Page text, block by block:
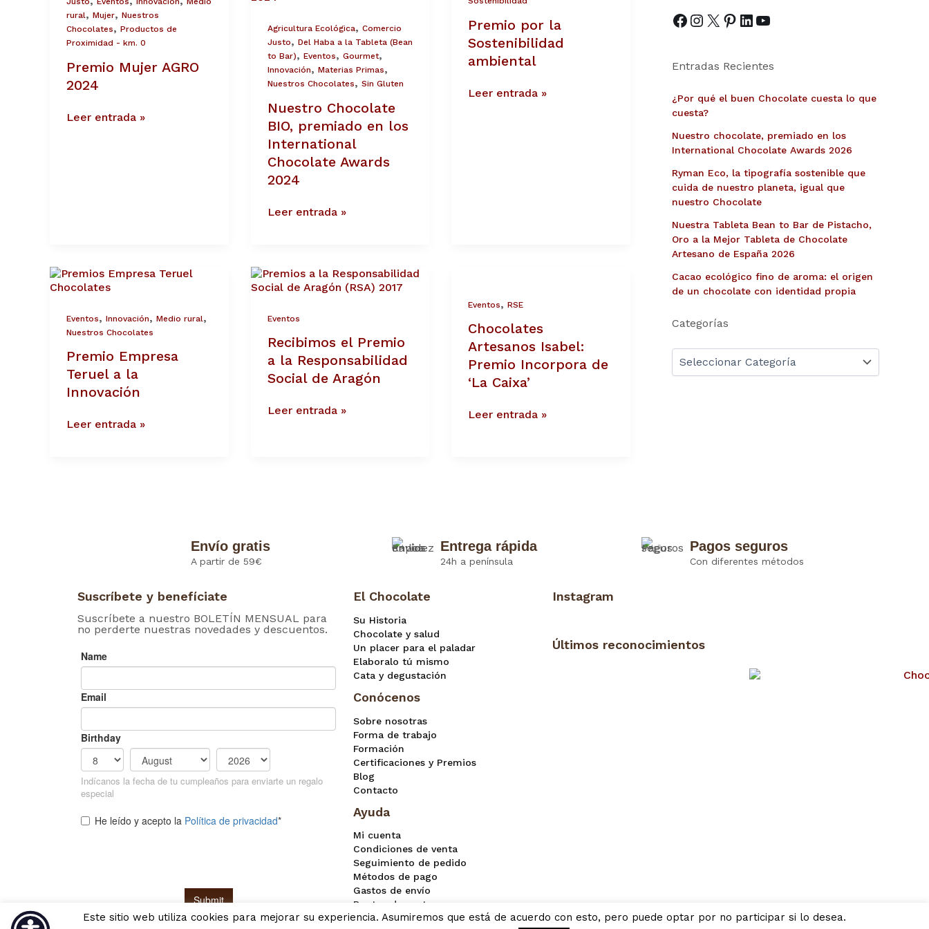
rural, Mujer, Nuestros
Chocolates, Productos de
Proximidad - km. 0
Premio Mujer AGRO
2024
Leer entrada »
Agricultura Ecológica, Comercio
Justo, Del Haba a la Tableta (Bean
to Bar), Eventos, Gourmet,
Innovación, Materias Primas,
Nuestros Chocolates, Sin Gluten
Nuestro Chocolate
BIO, premiado en los
International
Chocolate Awards
2024
International
Chocolate
Awards
2024
Leer entrada »
Premio por la
Sostenibilidad
ambiental
Leer entrada »
Eventos, Innovación, Medio rural,
Nuestros Chocolates
Premio Empresa
Teruel a la
Innovación
Premio
Empresa
a
la
Leer entrada »
Eventos
Recibimos el Premio
a la Responsabilidad
Social de Aragón
Recibimos
el
a
Responsabilidad
Social
de
Aragón
Leer entrada »
Eventos,RSE
Chocolates
Artesanos Isabel:
Premio Incorpora de
‘La Caixa’
Isabel:
Incorpora
de
‘La
Caixa’
Leer entrada »
Entradas Recientes
¿Por qué el buen Chocolate cuesta lo que
cuesta?
Nuestro chocolate, premiado en los
International Chocolate Awards 2026
Ryman Eco, la tipografía sostenible que
cuida de nuestro planeta, igual que
nuestro Chocolate
Nuestra Tableta Bean to Bar de Pistacho,
Oro a la Mejor Tableta de Chocolate
Artesano de España 2026
Cacao ecológico fino de aroma: el origen
de un chocolate con identidad propia
Categorías
Envío gratis
A partir de 59€
Entrega rápida
24h a península
Pagos seguros
Con diferentes métodos
Suscríbete y benefíciate
Suscríbete a nuestro BOLETÍN MENSUAL para
no perderte nuestras novedades y descuentos.
El Chocolate
Su Historia
Chocolate y salud
Un placer para el paladar
Elaboralo tú mismo
Cata y degustación
Conócenos
Sobre nosotras
Forma de trabajo
Formación
Certificaciones y Premios
Blog
Contacto
Ayuda
Mi cuenta
Condiciones de venta
Seguimiento de pedido
Métodos de pago
Gastos de envío
Puntos de venta
F.A.Q.
Instagram
Últimos reconocimientos
Este sitio web utiliza cookies para mejorar su experiencia. Asumiremos que está de acuerdo con esto, pero puede optar por no participar si lo desea.